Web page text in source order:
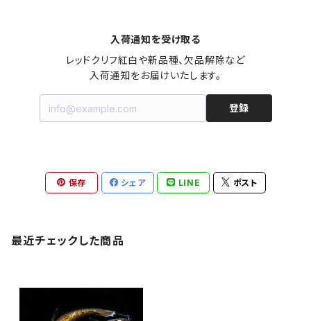
入荷通知を受け取る
レッドクリフ紅白や新品種、欠品解除など
入荷通知をお届けいたします。
登録
保存 シェア LINE ポスト
最近チェックした商品